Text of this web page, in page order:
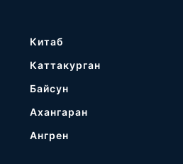
Китаб
Каттакурган
Байсун
Ахангаран
Ангрен